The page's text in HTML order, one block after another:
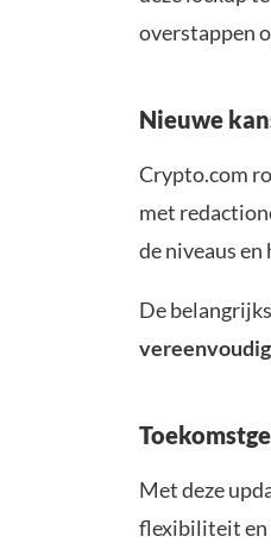
overstappen
Nieuwe
Crypto.com
met
de niveaus
De
Met deze
flexibiliteit en